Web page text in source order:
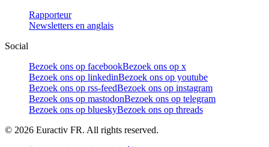
Rapporteur
Newsletters en anglais
Social
Bezoek ons op facebookBezoek ons op x
Bezoek ons op linkedinBezoek ons op youtube
Bezoek ons op rss-feedBezoek ons op instagram
Bezoek ons op mastodonBezoek ons op telegram
Bezoek ons op blueskyBezoek ons op threads
© 2026 Euractiv FR. All rights reserved.